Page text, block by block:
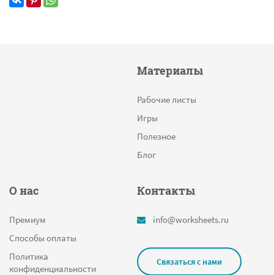
Материалы
Рабочие листы
Игры
Полезное
Блог
О нас
Премиум
Способы оплаты
Политика
конфиденциальности
Контакты
info@worksheets.ru
Связаться с нами